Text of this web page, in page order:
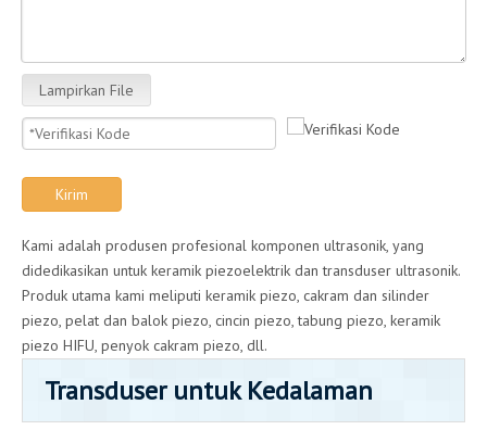
Lampirkan File
Kirim
Kami adalah produsen profesional komponen ultrasonik, yang
didedikasikan untuk keramik piezoelektrik dan transduser ultrasonik.
Produk utama kami meliputi keramik piezo, cakram dan silinder
piezo, pelat dan balok piezo, cincin piezo, tabung piezo, keramik
piezo HIFU, penyok cakram piezo, dll.
Transduser untuk Kedalaman